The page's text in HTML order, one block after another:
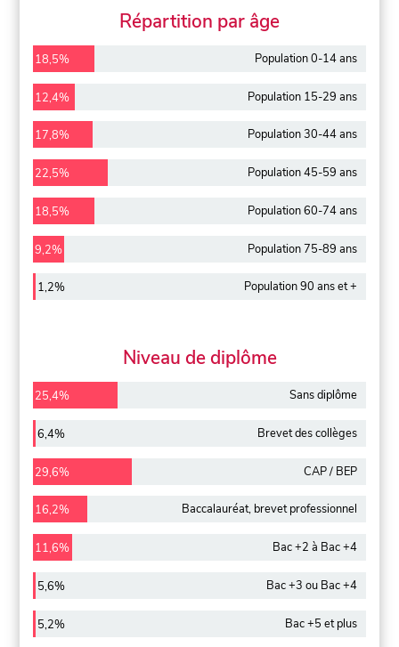
Répartition par âge
18,5% Population 0-14 ans
12,4% Population 15-29 ans
17,8% Population 30-44 ans
22,5% Population 45-59 ans
18,5% Population 60-74 ans
9,2% Population 75-89 ans
1,2% Population 90 ans et +
Niveau de diplôme
25,4% Sans diplôme
6,4% Brevet des collèges
29,6% CAP / BEP
16,2% Baccalauréat, brevet professionnel
11,6% Bac +2 à Bac +4
5,6% Bac +3 ou Bac +4
5,2% Bac +5 et plus